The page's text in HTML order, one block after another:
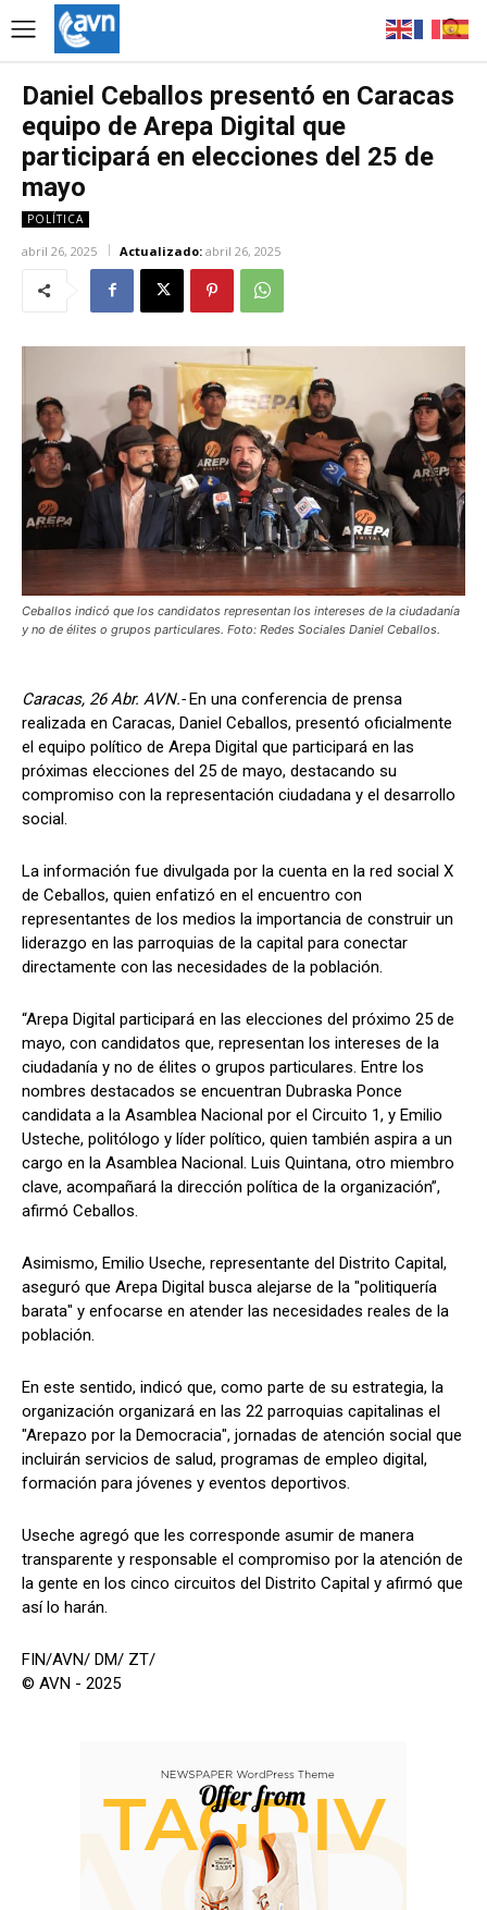
Daniel Ceballos presentó en Caracas
equipo de Arepa Digital que
participará en elecciones del 25 de
mayo
POLÍTICA
abril 26, 2025 Actualizado: abril 26, 2025
Ceballos indicó que los candidatos representan los intereses de la ciudadanía
y no de élites o grupos particulares. Foto: Redes Sociales Daniel Ceballos.
Caracas, 26 Abr. AVN.- En una conferencia de prensa
realizada en Caracas, Daniel Ceballos, presentó oficialmente
el equipo político de Arepa Digital que participará en las
próximas elecciones del 25 de mayo, destacando su
compromiso con la representación ciudadana y el desarrollo
social.
La información fue divulgada por la cuenta en la red social X
de Ceballos, quien enfatizó en el encuentro con
representantes de los medios la importancia de construir un
liderazgo en las parroquias de la capital para conectar
directamente con las necesidades de la población.
“Arepa Digital participará en las elecciones del próximo 25 de
mayo, con candidatos que, representan los intereses de la
ciudadanía y no de élites o grupos particulares. Entre los
nombres destacados se encuentran Dubraska Ponce
candidata a la Asamblea Nacional por el Circuito 1, y Emilio
Usteche, politólogo y líder político, quien también aspira a un
cargo en la Asamblea Nacional. Luis Quintana, otro miembro
clave, acompañará la dirección política de la organización”,
afirmó Ceballos.
Asimismo, Emilio Useche, representante del Distrito Capital,
aseguró que Arepa Digital busca alejarse de la "politiquería
barata" y enfocarse en atender las necesidades reales de la
población.
En este sentido, indicó que, como parte de su estrategia, la
organización organizará en las 22 parroquias capitalinas el
"Arepazo por la Democracia", jornadas de atención social que
incluirán servicios de salud, programas de empleo digital,
formación para jóvenes y eventos deportivos.
Useche agregó que les corresponde asumir de manera
transparente y responsable el compromiso por la atención de
la gente en los cinco circuitos del Distrito Capital y afirmó que
así lo harán.
FIN/AVN/ DM/ ZT/
© AVN - 2025